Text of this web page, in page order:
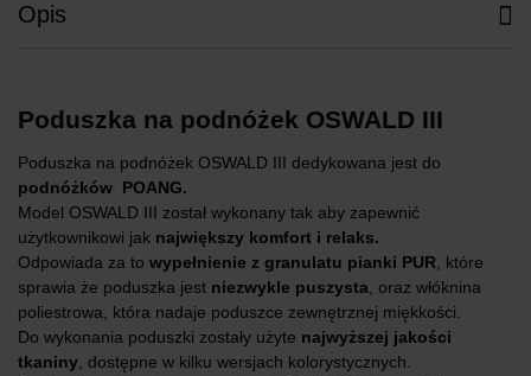
Opis
Poduszka na podnóżek OSWALD III
Poduszka na podnóżek OSWALD III dedykowana jest do
podnóżków POANG.
Model OSWALD III został wykonany tak aby zapewnić
użytkownikowi jak największy komfort i relaks.
Odpowiada za to wypełnienie z granulatu pianki PUR, które
sprawia że poduszka jest niezwykle puszysta, oraz włóknina
poliestrowa, która nadaje poduszce zewnętrznej miękkości.
Do wykonania poduszki zostały użyte najwyższej jakości
tkaniny, dostępne w kilku wersjach kolorystycznych.